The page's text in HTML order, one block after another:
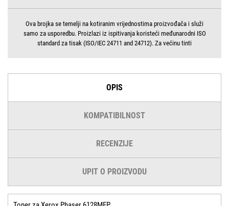
Ova brojka se temelji na kotiranim vrijednostima proizvođača i služi
samo za usporedbu. Proizlazi iz ispitivanja koristeći međunarodni ISO
standard za tisak (ISO/IEC 24711 and 24712). Za većinu tinti
OPIS
KOMPATIBILNOST
RECENZIJE
UPIT O PROIZVODU